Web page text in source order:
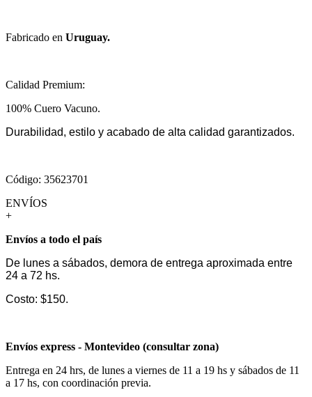
Fabricado en Uruguay.
Calidad Premium:
100% Cuero Vacuno.
Durabilidad, estilo y acabado de alta calidad garantizados.
Código: 35623701
ENVÍOS
+
Envíos a todo el país
De lunes a sábados, demora de entrega aproximada entre
24 a 72 hs.
Costo: $150.
Envíos express - Montevideo (consultar zona)
Entrega en 24 hrs, de lunes a viernes de 11 a 19 hs y sábados de 11
a 17 hs, con coordinación previa.